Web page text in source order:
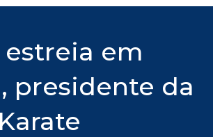
estreia em
presidente da